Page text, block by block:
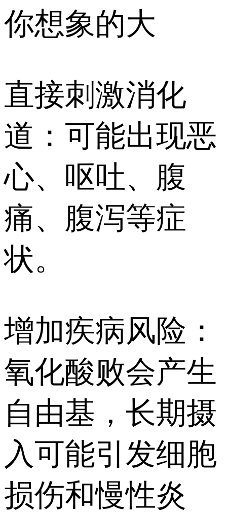
你想象的大
直接刺激消化
道：可能出现恶
心、呕吐、腹
痛、腹泻等症
状。
增加疾病风险：
氧化酸败会产生
自由基，长期摄
入可能引发细胞
损伤和慢性炎